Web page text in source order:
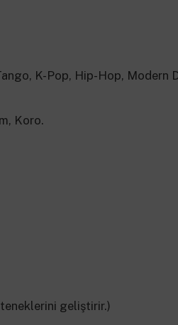
K-Pop, Hip-Hop, Modern
Koro.
geliştirir.)